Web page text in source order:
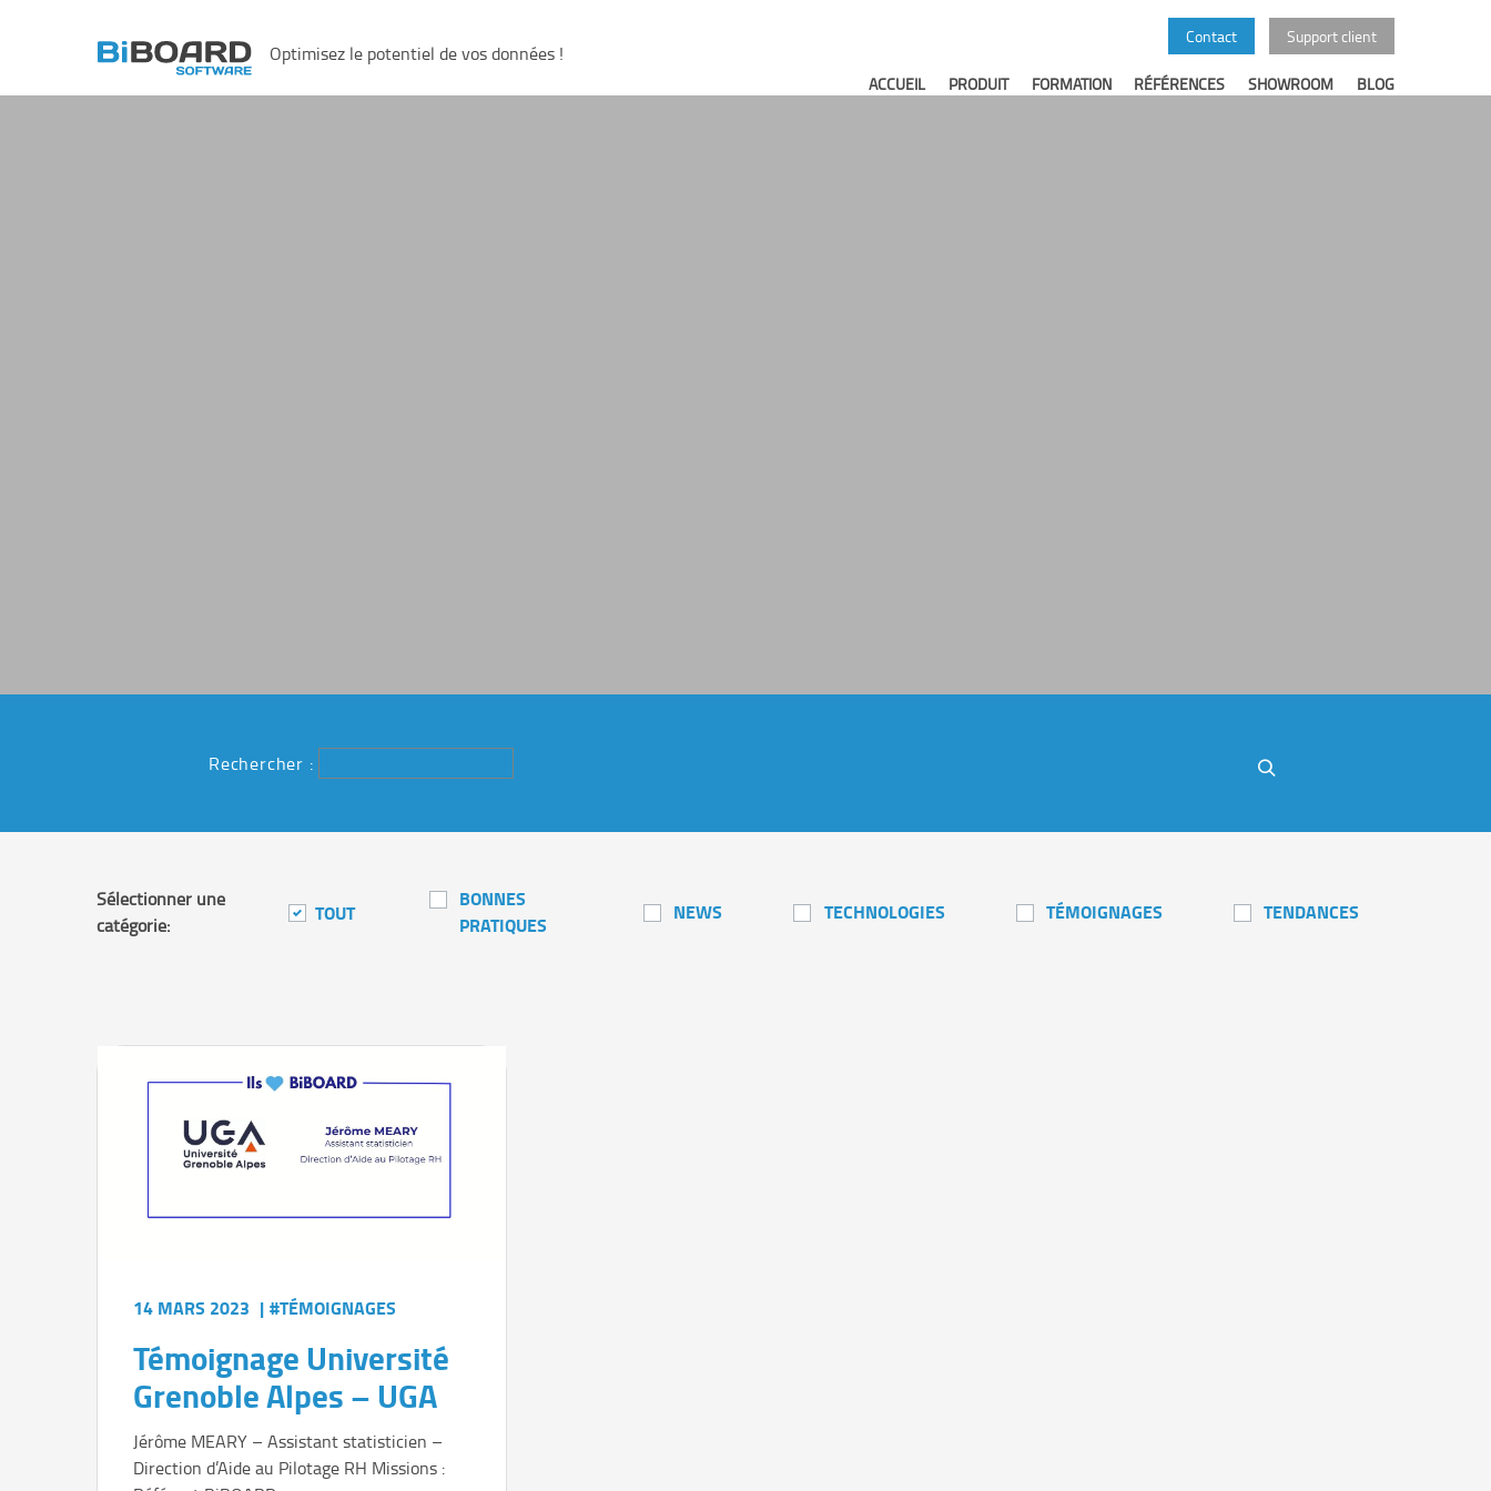
Optimisez le potentiel de vos données !
Contact Support client
ACCUEIL PRODUIT FORMATION RÉFÉRENCES SHOWROOM BLOG
Rechercher :
Sélectionner une
catégorie:
TOUT
BONNES
PRATIQUES
NEWS TECHNOLOGIES TÉMOIGNAGES TENDANCES
14 MARS 2023 | #TÉMOIGNAGES
Témoignage Université
Grenoble Alpes – UGA
Jérôme MEARY – Assistant statisticien –
Direction d’Aide au Pilotage RH Missions :